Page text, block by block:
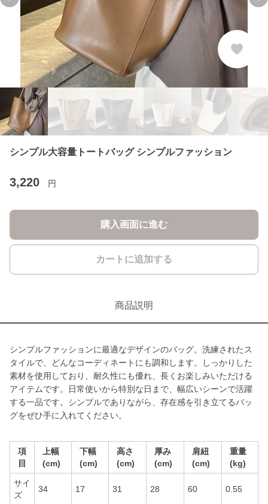
Previous slide
シンプル大容量トートバッグ シンプルファッション
3,220 円
購入画面に進む
カートに追加する
商品説明
シンプルファッションに最適なデザインのバッグ。洗練されたス
タイルで、どんなコーディネートにも調和します。しっかりした
素材を使用しており、耐久性にも優れ、長くお楽しみいただける
アイテムです。日常使いから特別な日まで、幅広いシーンで活躍
する一品です。シンプルでありながら、存在感を引き立てるバッ
グをぜひ手に入れてください。
項
目
上幅
(cm)
下幅
(cm)
高さ
(cm)
厚み
(cm)
肩紐
(cm)
重量
(kg)
サイ
ズ
34 17 31 28 60 0.55